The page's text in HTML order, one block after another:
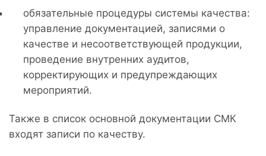
обязательные процедуры системы качества:
управление документацией, записями о
качестве и несоответствующей продукции,
проведение внутренних аудитов,
корректирующих и предупреждающих
мероприятий.
Также в список основной документации СМК
входят записи по качеству.